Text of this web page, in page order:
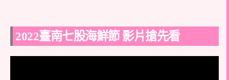
2022臺南七股海鮮節 影片搶先看